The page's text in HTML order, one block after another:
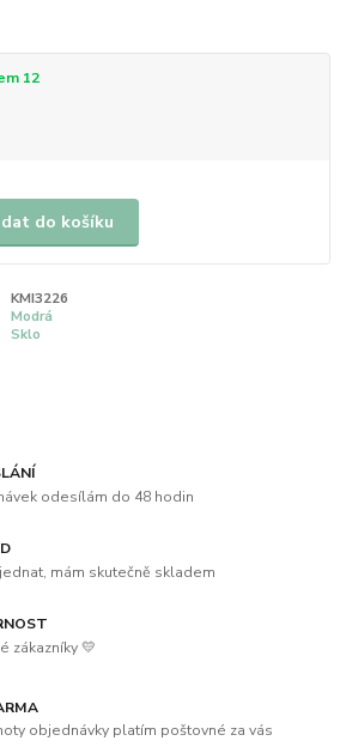
12
do košíku
KMI3226
Modrá
Sklo
odesílám do 48 hodin
mám skutečně skladem
zákazníky 💛
objednávky platím poštovné za vás